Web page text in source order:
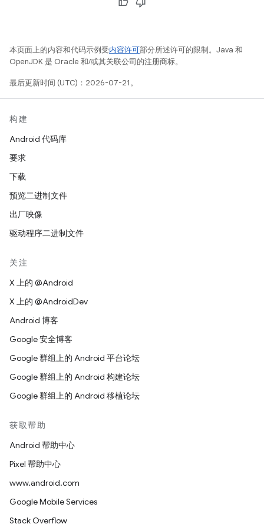
本页面上的内容和代码示例受内容许可部分所述许可的限制。Java 和
OpenJDK 是 Oracle 和/或其关联公司的注册商标。
最后更新时间 (UTC)：2026-07-21。
构建
Android 代码库
要求
下载
预览二进制文件
出厂映像
驱动程序二进制文件
关注
X 上的 @Android
X 上的 @AndroidDev
Android 博客
Google 安全博客
Google 群组上的 Android 平台论坛
Google 群组上的 Android 构建论坛
Google 群组上的 Android 移植论坛
获取帮助
Android 帮助中心
Pixel 帮助中心
www.android.com
Google Mobile Services
Stack Overflow